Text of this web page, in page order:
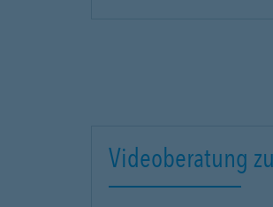
Videoberatung